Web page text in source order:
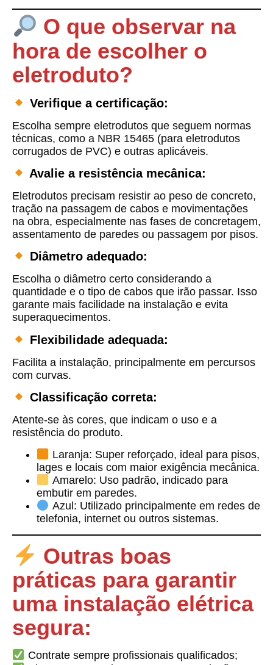
O que observar na
hora de escolher o
eletroduto?
Verifique a certificação:
Escolha sempre eletrodutos que seguem normas
técnicas, como a NBR 15465 (para eletrodutos
corrugados de PVC) e outras aplicáveis.
Avalie a resistência mecânica:
Eletrodutos precisam resistir ao peso de concreto,
tração na passagem de cabos e movimentações
na obra, especialmente nas fases de concretagem,
assentamento de paredes ou passagem por pisos.
Diâmetro adequado:
Escolha o diâmetro certo considerando a
quantidade e o tipo de cabos que irão passar. Isso
garante mais facilidade na instalação e evita
superaquecimentos.
Flexibilidade adequada:
Facilita a instalação, principalmente em percursos
com curvas.
Classificação correta:
Atente-se às cores, que indicam o uso e a
resistência do produto.
Laranja: Super reforçado, ideal para pisos,
lages e locais com maior exigência mecânica.
Amarelo: Uso padrão, indicado para
embutir em paredes.
Azul: Utilizado principalmente em redes de
telefonia, internet ou outros sistemas.
Outras boas
práticas para garantir
uma instalação elétrica
segura:
Contrate sempre profissionais qualificados;